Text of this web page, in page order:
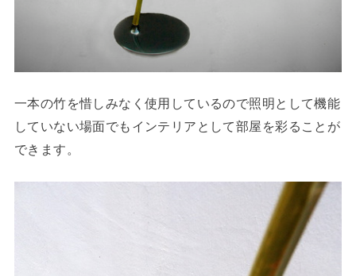
一本の竹を惜しみなく使用しているので照明として機能
していない場面でもインテリアとして部屋を彩ることが
できます。